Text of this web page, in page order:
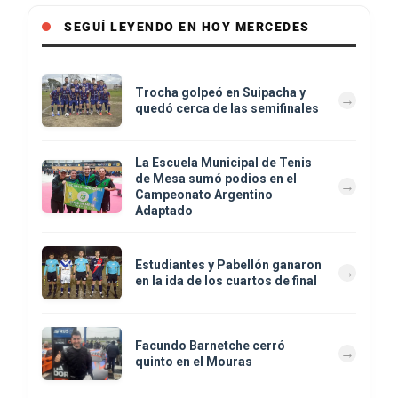
SEGUÍ LEYENDO EN HOY MERCEDES
Trocha golpeó en Suipacha y
quedó cerca de las semifinales
La Escuela Municipal de Tenis
de Mesa sumó podios en el
Campeonato Argentino
Adaptado
Estudiantes y Pabellón ganaron
en la ida de los cuartos de final
Facundo Barnetche cerró
quinto en el Mouras